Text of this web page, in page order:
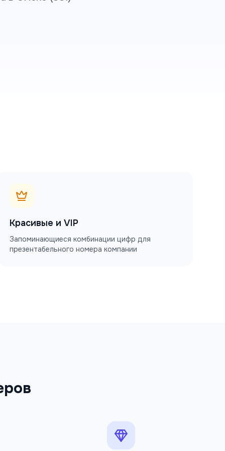
Красивые и VIP
Запоминающиеся комбинации цифр для
презентабельного номера компании